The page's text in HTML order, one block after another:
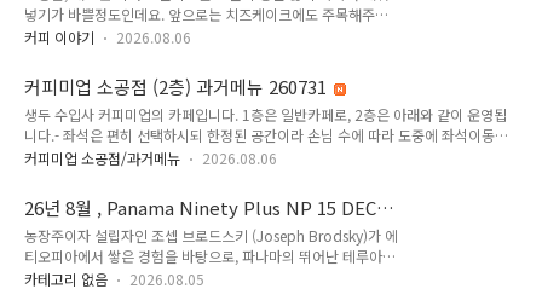
넣기가 바쁠정도인데요. 앞으로는 치즈케이크에도 주목해주세
요. 정말 녹진하고 부드러운 케이크랍니다. 윤정수 바리스타가
준히 커피랑 맛있게 페어링해서 드실 메뉴들 제공해드리겠습니
다. 단, 당분간은 한정판매로 진행하기때문에 포장은 불가능하고
1층이나 2층 매장에서만 드실 수 있습니다. 내일부터 정식판매
개시할게요. P.S 참고로 내일은 주간커피미업 생두는 별도로 없
습니다만 소공점 놀러오셔서 케이크와 함께 맛있는 커피를 즐겨
커피 이야기 2026.08.06
커피미업 소공점 (2층) 과거메뉴 260731
생두 수입사 커피미업의 카페입니다. 1층은 일반카페로, 2층은 아래와 같이 운영됩
니다.- 좌석은 편히 선택하시되 한정된 공간이라 손님 수에 따라 도중에 좌석이동을
요청드릴 수 있습니다.- 2층은 아래 메뉴로 1인 1음료 주문이 필수이며 이후 1층 메
리유저블컵에 별도로 제공해 드립니다.- 따뜻한 커피만 판매하며 후불 결제 방식으로
나갈 때 바리스타에게 말씀해주세요. * 커피 1잔12g의 원두를 이용하여 한 잔의 따
뜻한 커피로만 제공합니다. 최상급 커피는 최적의 시기에 냉동보관하여 제공할 수도
있습니다. ▶Panama Finca Maya x Lost Origon BOP Auction Lot Natural
50,000원▶Pa..
커피미업 소공점/과거메뉴 2026.08.06
26년 8월 , Panama Ninety Plus NP 15 DEC
Gesha Natural
농장주이자 설립자인 조셉 브로드스키 (Joseph Brodsky)가 에
티오피아에서 쌓은 경험을 바탕으로, 파나마의 뛰어난 테루아
(Terroir)에 에티오피아 원종 게샤(Gesha)를 심으며 시작되었으
카테고리 없음 2026.08.05